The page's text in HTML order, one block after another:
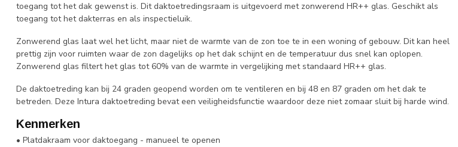
toegang tot het dak gewenst is. Dit daktoetredingsraam is uitgevoerd met zonwerend HR++ glas. Geschikt als
toegang tot het dakterras en als inspectieluik.
Zonwerend glas laat wel het licht, maar niet de warmte van de zon toe te in een woning of gebouw. Dit kan heel
prettig zijn voor ruimten waar de zon dagelijks op het dak schijnt en de temperatuur dus snel kan oplopen.
Zonwerend glas filtert het glas tot 60% van de warmte in vergelijking met standaard HR++ glas.
De daktoetreding kan bij 24 graden geopend worden om te ventileren en bij 48 en 87 graden om het dak te
betreden. Deze Intura daktoetreding bevat een veiligheidsfunctie waardoor deze niet zomaar sluit bij harde wind.
Kenmerken
• Platdakraam voor daktoegang - manueel te openen